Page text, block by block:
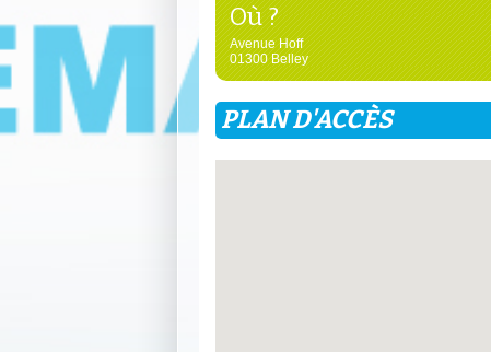
Où ?
Avenue Hoff
01300 Belley
PLAN D'ACCÈS